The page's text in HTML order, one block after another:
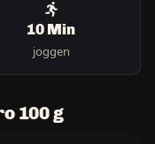
10 Min
joggen
100 g